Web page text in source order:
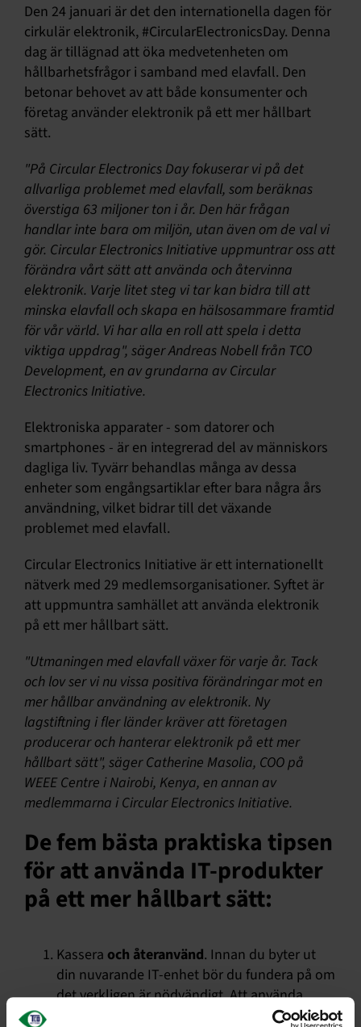
Den 24 januari är det den internationella dagen för
cirkulär elektronik, #CircularElectronicsDay. Denna
dag är tillägnad att öka medvetenheten om
hållbarhetsfrågor i samband med elavfall. Den
betonar behovet av att både konsumenter och
företag använder elektronik på ett mer hållbart
sätt.
"På Circular Electronics Day fokuserar vi på det
allvarliga problemet med elavfall, som beräknas
överstiga 63 miljoner ton i år. Den här frågan
handlar inte bara om miljön, utan även om de val vi
gör. Circular Electronics Initiative uppmuntrar oss att
förändra vårt sätt att använda och återvinna
elektronik. Varje litet steg vi tar kan bidra till att
minska elavfall och skapa en hälsosammare framtid
för vår värld. Vi har alla en roll att spela i detta
viktiga uppdrag", säger Andreas Nobell från TCO
Development, en av grundarna av Circular
Electronics Initiative.
Elektroniska apparater - som datorer och
smartphones - är en integrerad del av människors
dagliga liv. Tyvärr behandlas många av dessa
enheter som engångsartiklar efter bara några års
användning, vilket bidrar till det växande
problemet med elavfall.
Circular Electronics Initiative är ett internationellt
nätverk med 29 medlemsorganisationer. Syftet är
att uppmuntra samhället att använda elektronik
på ett mer hållbart sätt.
"Utmaningen med elavfall växer för varje år. Tack
och lov ser vi nu vissa positiva förändringar mot en
mer hållbar användning av elektronik. Ny
lagstiftning i fler länder kräver att företagen
producerar och hanterar elektronik på ett mer
hållbart sätt", säger Catherine Masolia, COO på
WEEE Centre i Nairobi, Kenya, en annan av
medlemmarna i Circular Electronics Initiative.
De fem bästa praktiska tipsen
för att använda IT-produkter
på ett mer hållbart sätt:
Kassera och återanvänd. Innan du byter ut
din nuvarande IT-enhet bör du fundera på om
det verkligen är nödvändigt. Att använda
produkter längre är den enskilt viktigaste